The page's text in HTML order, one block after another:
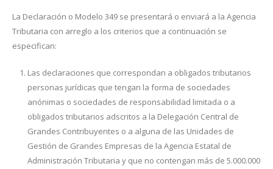
La Declaración o Modelo 349 se presentará o enviará a la Agencia
Tributaria con arreglo a los criterios que a continuación se
especifican:
Las declaraciones que correspondan a obligados tributarios
personas jurídicas que tengan la forma de sociedades
anónimas o sociedades de responsabilidad limitada o a
obligados tributarios adscritos a la Delegación Central de
Grandes Contribuyentes o a alguna de las Unidades de
Gestión de Grandes Empresas de la Agencia Estatal de
Administración Tributaria y que no contengan más de 5.000.000